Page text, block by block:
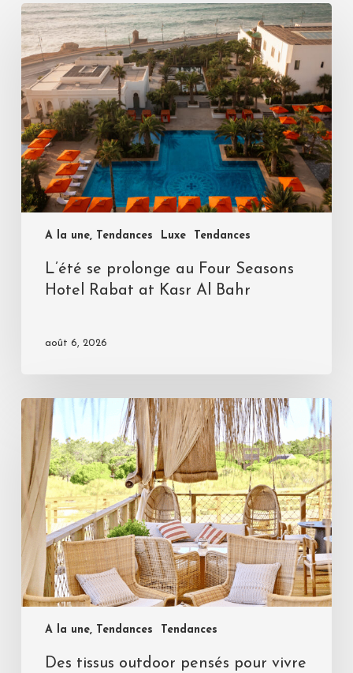
A la une, Tendances Luxe Tendances
L’été se prolonge au Four Seasons
Hotel Rabat at Kasr Al Bahr
août 6, 2026
A la une, Tendances Tendances
Des tissus outdoor pensés pour vivre